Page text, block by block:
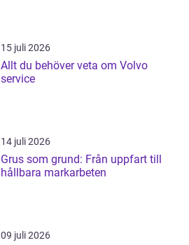
15 juli 2026
Allt du behöver veta om Volvo
service
14 juli 2026
Grus som grund: Från uppfart till
hållbara markarbeten
09 juli 2026